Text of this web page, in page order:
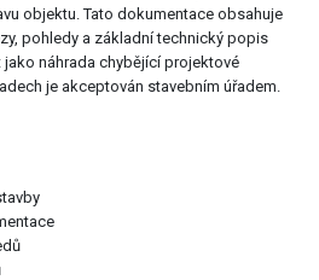
objektu. Tato dokumentace obsahuje
pohledy a základní technický popis
náhrada chybějící projektové
je akceptován stavebním úřadem.